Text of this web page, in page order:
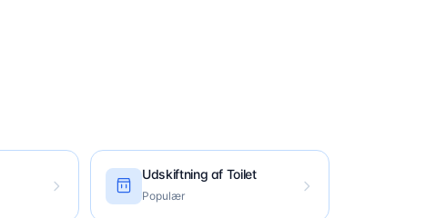
Udskiftning af Toilet
Populær